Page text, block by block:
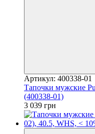
Артикул: 400338-01
Тапочки мужские
(400338-01)
3 039 грн